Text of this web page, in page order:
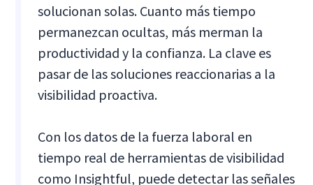
solucionan solas. Cuanto más tiempo
permanezcan ocultas, más merman la
productividad y la confianza. La clave es
pasar de las soluciones reaccionarias a la
visibilidad proactiva.
Con los datos de la fuerza laboral en
tiempo real de herramientas de visibilidad
como Insightful, puede detectar las señales